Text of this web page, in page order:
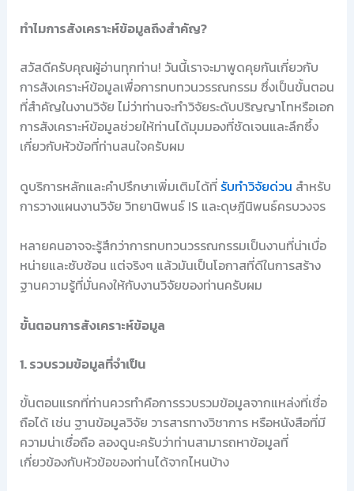
ทำไมการสังเคราะห์ข้อมูลถึงสำคัญ?
สวัสดีครับคุณผู้อ่านทุกท่าน! วันนี้เราจะมาพูดคุยกันเกี่ยวกับ
การสังเคราะห์ข้อมูลเพื่อการทบทวนวรรณกรรม ซึ่งเป็นขั้นตอน
ที่สำคัญในงานวิจัย ไม่ว่าท่านจะทำวิจัยระดับปริญญาโทหรือเอก
การสังเคราะห์ข้อมูลช่วยให้ท่านได้มุมมองที่ชัดเจนและลึกซึ้ง
เกี่ยวกับหัวข้อที่ท่านสนใจครับผม
ดูบริการหลักและคำปรึกษาเพิ่มเติมได้ที่ รับทำวิจัยด่วน สำหรับ
การวางแผนงานวิจัย วิทยานิพนธ์ IS และดุษฎีนิพนธ์ครบวงจร
หลายคนอาจจะรู้สึกว่าการทบทวนวรรณกรรมเป็นงานที่น่าเบื่อ
หน่ายและซับซ้อน แต่จริงๆ แล้วมันเป็นโอกาสที่ดีในการสร้าง
ฐานความรู้ที่มั่นคงให้กับงานวิจัยของท่านครับผม
ขั้นตอนการสังเคราะห์ข้อมูล
1. รวบรวมข้อมูลที่จำเป็น
ขั้นตอนแรกที่ท่านควรทำคือการรวบรวมข้อมูลจากแหล่งที่เชื่อ
ถือได้ เช่น ฐานข้อมูลวิจัย วารสารทางวิชาการ หรือหนังสือที่มี
ความน่าเชื่อถือ ลองดูนะครับว่าท่านสามารถหาข้อมูลที่
เกี่ยวข้องกับหัวข้อของท่านได้จากไหนบ้าง